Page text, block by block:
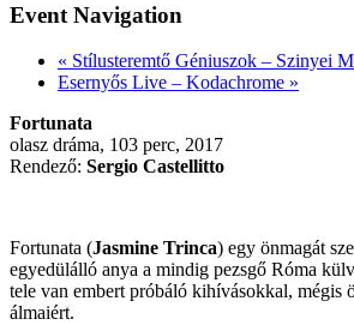
Event Navigation
« Stílusteremtő Géniuszok – Szinyei
Esernyős Live – Kodachrome »
Fortunata
olasz dráma, 103 perc, 2017
Rendező: Sergio Castellitto
Fortunata (Jasmine Trinca) egy önmagát
egyedülálló anya a mindig pezsgő Róma
tele van embert próbáló kihívásokkal, mégis
álmaiért.